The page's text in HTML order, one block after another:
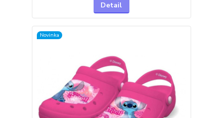
Detail
Novinka